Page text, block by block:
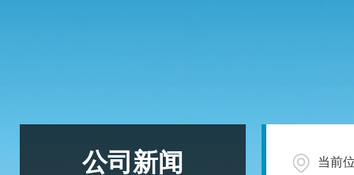
公司新闻 当前